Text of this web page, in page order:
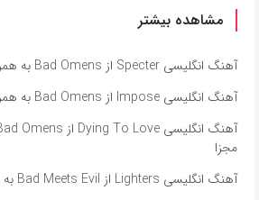
مشاهده بیشتر
آهنگ انگلیسی Specter از Bad Omens به همراه متن و ترجمه مجزا
آهنگ انگلیسی Impose از Bad Omens به همراه متن و ترجمه مجزا
مجزا
آهنگ انگلیسی Lighters از Bad Meets Evil به همراه متن و ترجمه مجزا